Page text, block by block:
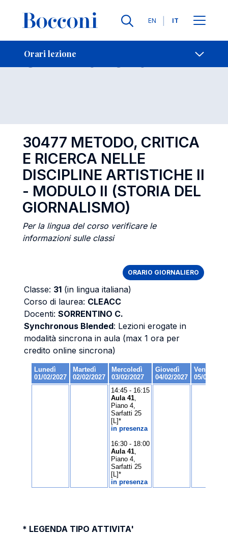
Lingue
EN IT
Orari lezione
-
Orari lezione Open
30477 METODO, CRITICA
E RICERCA NELLE
DISCIPLINE ARTISTICHE II
- MODULO II (STORIA DEL
GIORNALISMO)
Per la lingua del corso verificare le
informazioni sulle classi
ORARIO GIORNALIERO
Classe: 31 (in lingua italiana)
Corso di laurea: CLEACC
Docenti: SORRENTINO C.
Synchronous Blended: Lezioni erogate in
modalità sincrona in aula (max 1 ora per
credito online sincrona)
* LEGENDA TIPO ATTIVITA'